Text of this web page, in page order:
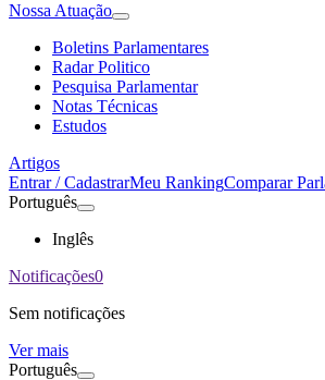
Nossa Atuação
Boletins Parlamentares
Radar Politico
Pesquisa Parlamentar
Notas Técnicas
Estudos
Artigos
Entrar / CadastrarMeu RankingComparar
Português
Inglês
Notificações0
Sem notificações
Ver mais
Português